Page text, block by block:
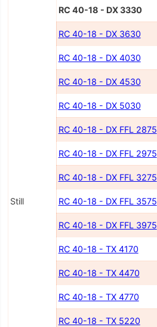
Still
RC 40-18 - DX 3330
RC 40-18 - DX 3630
RC 40-18 - DX 4030
RC 40-18 - DX 4530
RC 40-18 - DX 5030
RC 40-18 - DX FFL 2875
RC 40-18 - DX FFL 2975
RC 40-18 - DX FFL 3275
RC 40-18 - DX FFL 3575
RC 40-18 - DX FFL 3975
RC 40-18 - TX 4170
RC 40-18 - TX 4470
RC 40-18 - TX 4770
RC 40-18 - TX 5220